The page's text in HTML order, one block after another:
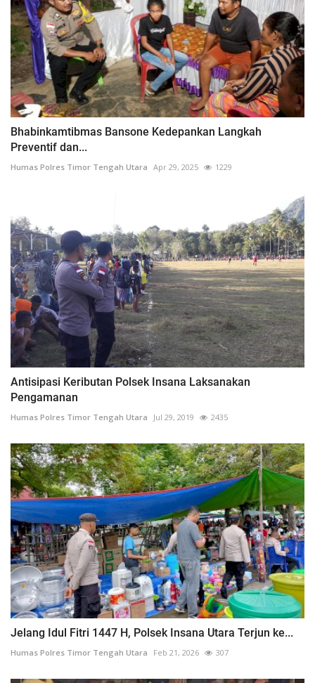
Bhabinkamtibmas Bansone Kedepankan Langkah
Preventif dan...
Humas Polres Timor Tengah Utara Apr 29, 2025 1229
Antisipasi Keributan Polsek Insana Laksanakan
Pengamanan
Humas Polres Timor Tengah Utara Jul 29, 2019 2435
Jelang Idul Fitri 1447 H, Polsek Insana Utara Terjun ke...
Humas Polres Timor Tengah Utara Feb 21, 2026 307